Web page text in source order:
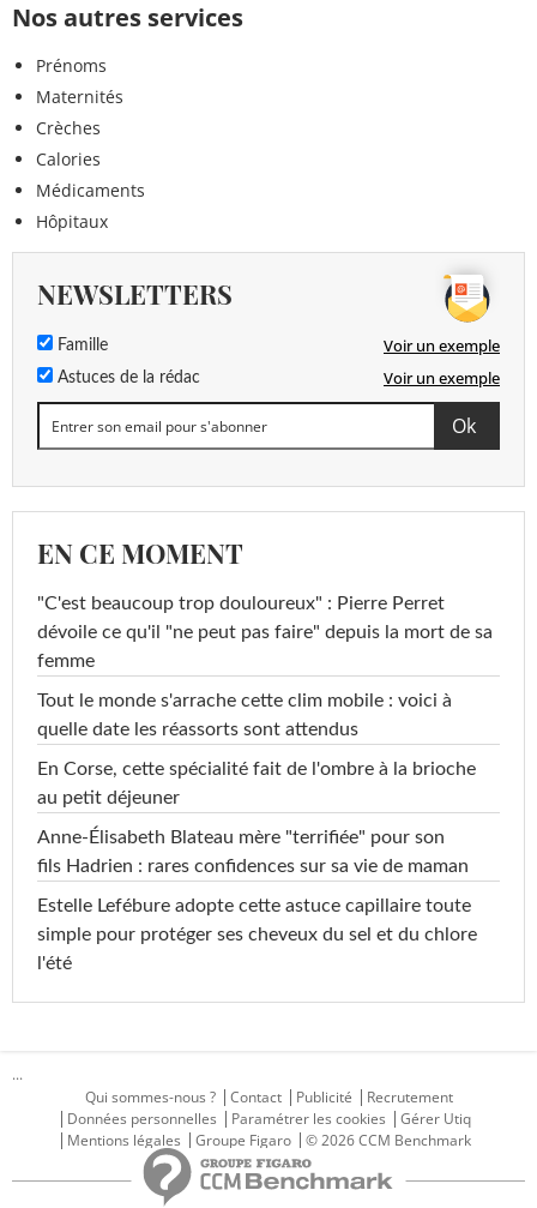
Nos autres services
Prénoms
Maternités
Crèches
Calories
Médicaments
Hôpitaux
NEWSLETTERS
Famille Voir un exemple
Astuces de la rédac Voir un exemple
EN CE MOMENT
"C'est beaucoup trop douloureux" : Pierre Perret
dévoile ce qu'il "ne peut pas faire" depuis la mort de sa
femme
Tout le monde s'arrache cette clim mobile : voici à
quelle date les réassorts sont attendus
En Corse, cette spécialité fait de l'ombre à la brioche
au petit déjeuner
Anne-Élisabeth Blateau mère "terrifiée" pour son
fils Hadrien : rares confidences sur sa vie de maman
Estelle Lefébure adopte cette astuce capillaire toute
simple pour protéger ses cheveux du sel et du chlore
l'été
...
Qui sommes-nous ?
Contact Publicité
Recrutement
Données personnelles
Paramétrer les cookies
Gérer Utiq
Mentions légales
Groupe Figaro © 2026 CCM Benchmark